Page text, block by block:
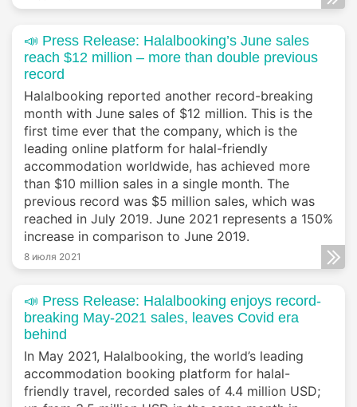
📣 Press Release: Halalbooking’s June sales
reach $12 million – more than double previous
record
Halalbooking reported another record-breaking
month with June sales of $12 million. This is the
first time ever that the company, which is the
leading online platform for halal-friendly
accommodation worldwide, has achieved more
than $10 million sales in a single month. The
previous record was $5 million sales, which was
reached in July 2019. June 2021 represents a 150%
increase in comparison to June 2019.
8 июля 2021
📣 Press Release: Halalbooking enjoys record-
breaking May-2021 sales, leaves Covid era
behind
In May 2021, Halalbooking, the world’s leading
accommodation booking platform for halal-
friendly travel, recorded sales of 4.4 million USD;